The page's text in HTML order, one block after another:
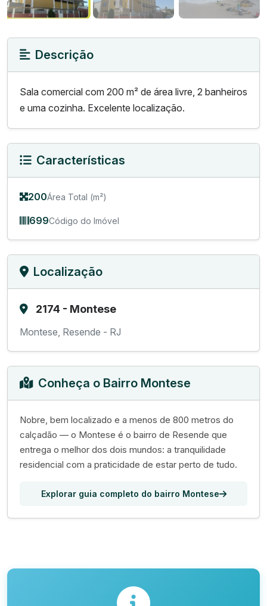
Descrição
Sala comercial com 200 m² de área livre, 2 banheiros
e uma cozinha. Excelente localização.
Características
200Área Total (m²)
699Código do Imóvel
Localização
2174 - Montese
Montese, Resende - RJ
Conheça o Bairro Montese
Nobre, bem localizado e a menos de 800 metros do
calçadão — o Montese é o bairro de Resende que
entrega o melhor dos dois mundos: a tranquilidade
residencial com a praticidade de estar perto de tudo.
Explorar guia completo do bairro Montese